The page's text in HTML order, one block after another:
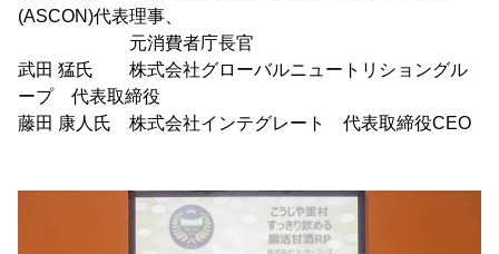
(ASCON)代表理事、
元消費者庁長官
武田 猛氏 株式会社グローバルニュートリショングル
ープ 代表取締役
藤田 康人氏 株式会社インテグレート 代表取締役CEO